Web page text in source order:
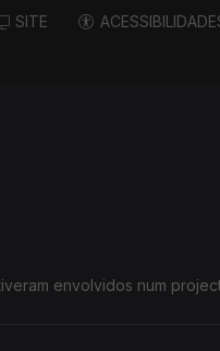
SITE
envolvidos num